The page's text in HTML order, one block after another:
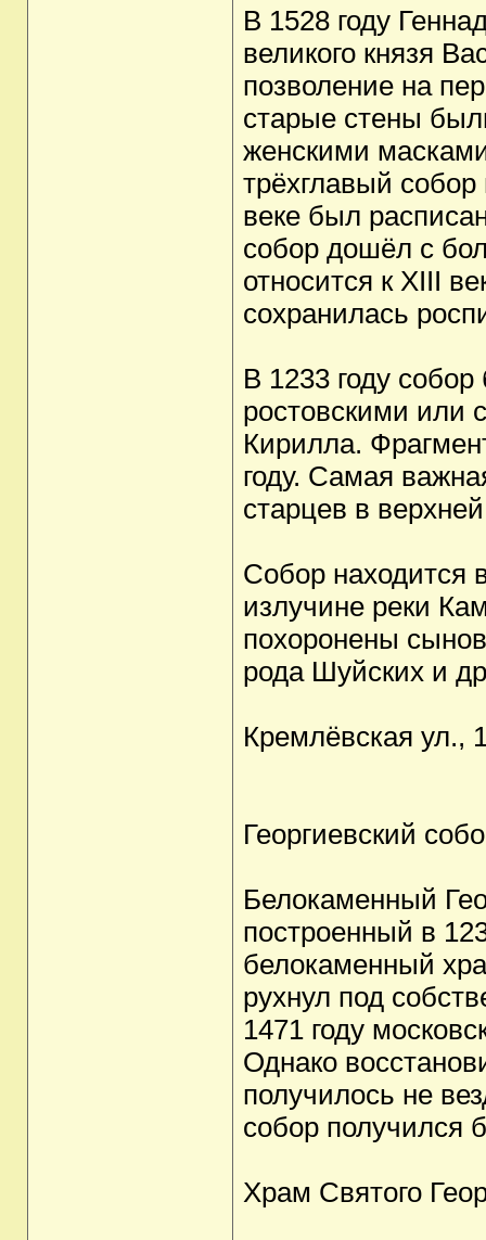
В 1528 году
великого князя
позволение на
старые стены
женскими
трёхглавый
веке был
собор дошёл с
относится к XIII
сохранилась
В 1233 году
ростовскими или
Кирилла.
году. Самая
старцев в
Собор находится
излучине реки
похоронены
рода Шуйских и
Кремлёвская ул.,
Георгиевский
Белокаменный
построенный в
белокаменный
рухнул под
1471 году
Однако
получилось не
собор получился
Храм Святого